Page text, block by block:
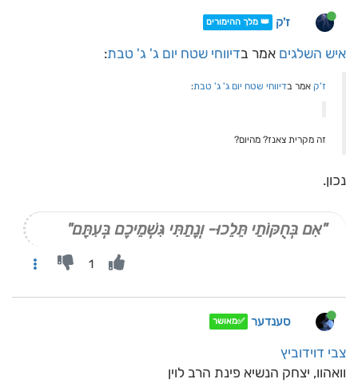
ז'ק 👑 מלך ההימורים
איש השלגים אמר בדיווחי שטח יום ג' ג' טבת:
ז'ק אמר בדיווחי שטח יום ג' ג' טבת:
זה מקרית צאנז? מהיום?
נכון.
"אִם בְּחֻקּוֹתַי תֵּלֵכוּ- וְנָתַתִּי גִּשְׁמֵיכֶם בְּעִתָּם"
1
סענדער ✅מאושר
צבי דוידוביץ
וואהוו, יצחק הנשיא פינת הרב לוין